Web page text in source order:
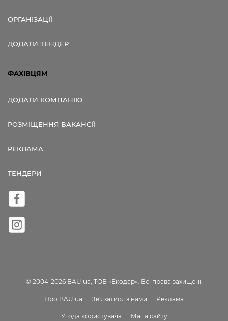
ОРГАНІЗАЦІЇ
ДОДАТИ ТЕНДЕР
ФАХІВЦЯМ
ДОДАТИ КОМПАНІЮ
РОЗМІЩЕННЯ ВАКАНСІЇ
РЕКЛАМА
ТЕНДЕРИ
© 2004-2026 BAU.ua, ТОВ «Екодар». Всі права захищені.
Про BAU.ua Зв'язатися з нами Реклама
Угода користувача Мапа сайту